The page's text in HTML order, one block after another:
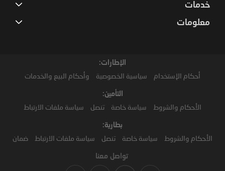
خدمات
معلومات
الإطارات:
أحكام الإستخدام سياسية الخصوصية وأحكام البيع والخدمات
التأمين:
الأحكام والشروط سياسة خاصة تنصل سياسة ملفات الارتباط
بطارية:
الأحكام والشروط سياسة خاصة تنصل سياسة ملفات الارتباط ضمان
تواصل معنا